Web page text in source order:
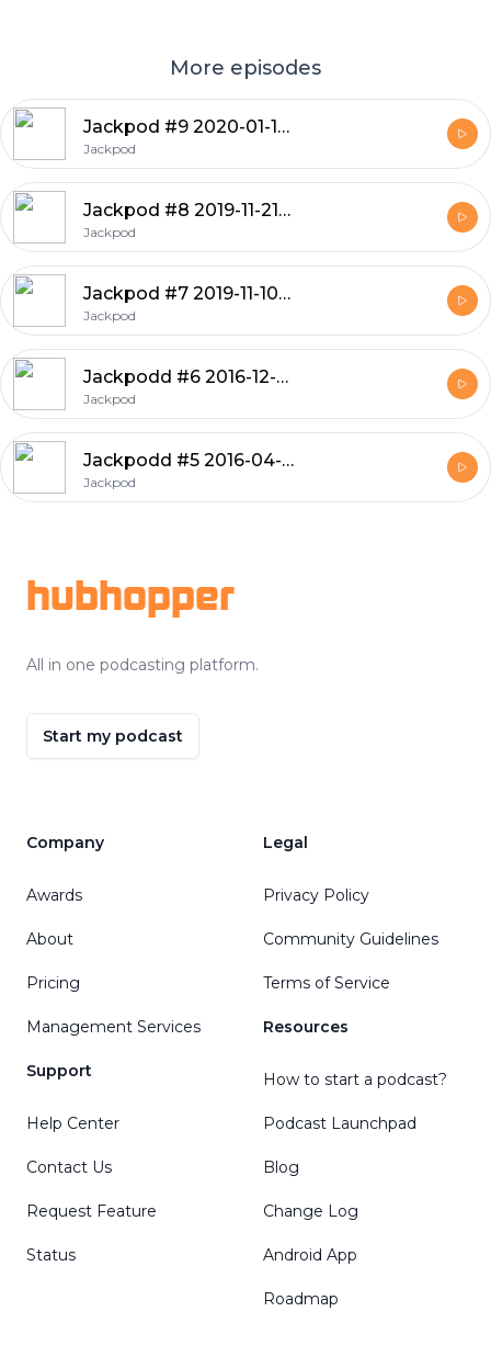
More episodes
Jackpod #9 2020-01-10 Gäst: Jörgen IFK Holm om SM-guldet
Jackpod
Jackpod #8 2019-11-21 SM 2019
Jackpod
Jackpod #7 2019-11-10 Gäst: Patrik BOOM BOOM Lindberg
Jackpod
Jackpodd #6 2016-12-27 Gäst: Linus S P Jorenbo
Jackpod
Jackpodd #5 2016-04-20 Gäst: Rolph REC Ericsson
Jackpod
hubhopper
All in one podcasting platform.
Start my podcast
Company
Awards
About
Pricing
Management Services
Support
Help Center
Contact Us
Request Feature
Status
Legal
Privacy Policy
Community Guidelines
Terms of Service
Resources
How to start a podcast?
Podcast Launchpad
Blog
Change Log
Android App
Roadmap